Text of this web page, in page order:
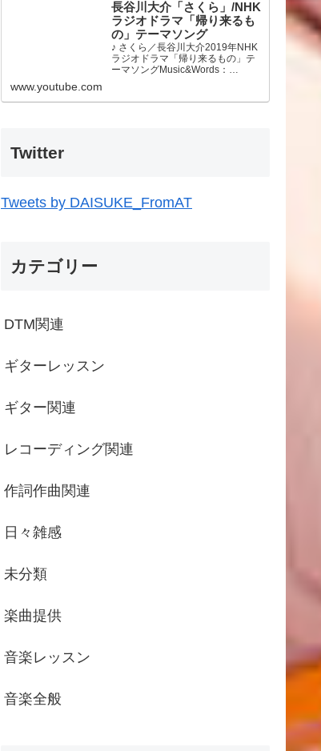
長谷川大介「さくら」/NHK
ラジオドラマ「帰り来るも
の」テーマソング
♪ さくら／長谷川大介2019年NHK
ラジオドラマ「帰り来るもの」テ
ーマソングMusic&Words：
あの時のことを忘れず今できるこ
www.youtube.com
Twitter
Tweets by DAISUKE_FromAT
カテゴリー
DTM関連
ギターレッスン
ギター関連
レコーディング関連
作詞作曲関連
日々雑感
未分類
楽曲提供
音楽レッスン
音楽全般